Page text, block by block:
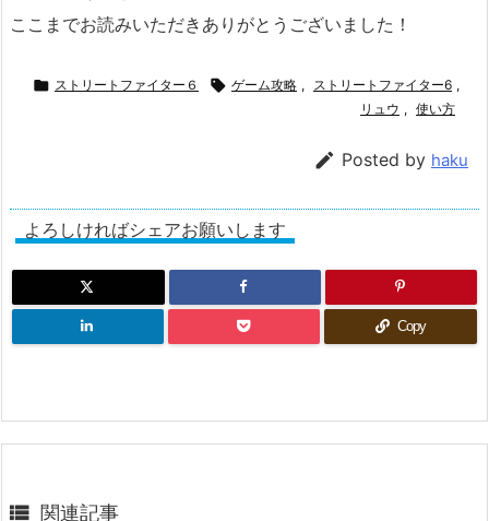
ここまでお読みいただきありがとうございました！
 ストリートファイター６  ゲーム攻略 , ストリートファイター6 ,
リュウ , 使い方
 Posted by haku
よろしければシェアお願いします
Copy
 関連記事